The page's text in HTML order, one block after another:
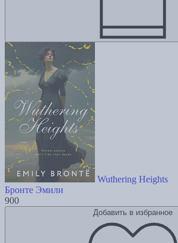
Wuthering Heights
Бронте Эмили
900
Добавить в избранное